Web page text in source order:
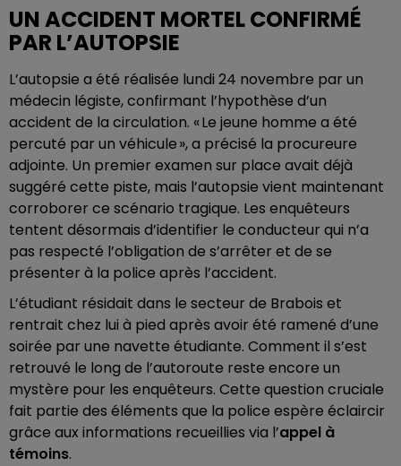
UN ACCIDENT MORTEL CONFIRMÉ
PAR L’AUTOPSIE
L’autopsie a été réalisée lundi 24 novembre par un
médecin légiste, confirmant l’hypothèse d’un
accident de la circulation. « Le jeune homme a été
percuté par un véhicule », a précisé la procureure
adjointe. Un premier examen sur place avait déjà
suggéré cette piste, mais l’autopsie vient maintenant
corroborer ce scénario tragique. Les enquêteurs
tentent désormais d’identifier le conducteur qui n’a
pas respecté l’obligation de s’arrêter et de se
présenter à la police après l’accident.
L’étudiant résidait dans le secteur de Brabois et
rentrait chez lui à pied après avoir été ramené d’une
soirée par une navette étudiante. Comment il s’est
retrouvé le long de l’autoroute reste encore un
mystère pour les enquêteurs. Cette question cruciale
fait partie des éléments que la police espère éclaircir
grâce aux informations recueillies via l’appel à
témoins.